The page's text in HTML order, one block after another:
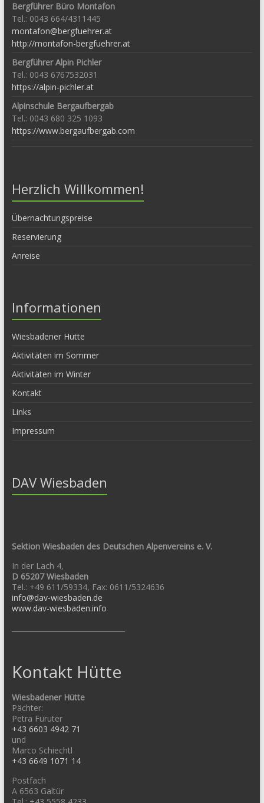
Bergführer Büro Montafon
Tel.: 0043 664/4311445
montafon@bergfuehrer.at
http://montafon-bergfuehrer.at
Bergführer Alpin Pichler
Tel.: 0043 6767532031
https://alpin-pichler.at
Alpinschule Bergaufbergab
Tel.: 0043 680 325 1093
https://www.bergaufbergab.com
Herzlich Willkommen!
Übernachtungspreise
Reservierung
Anreise
Informationen
Wiesbadener Hütte
Aktivitäten im Sommer
Aktivitäten im Winter
Kontakt
Links
Impressum
DAV Wiesbaden
Sektion Wiesbaden des Deutschen Alpenvereins e. V.
In der Lach 4,
D 65207 Wiesbaden
Tel.: +49 611/59334, Fax: 0611/5324636
info@dav-wiesbaden.de
www.dav-wiesbaden.info
Kontakt Hütte
Wiesbadener Hütte
Pächter:
Petra Füruter
+43 6603 4942 71
und
Marco Schiechtl
+43 6649 1071 14
Postfach
A 6563 Galtür